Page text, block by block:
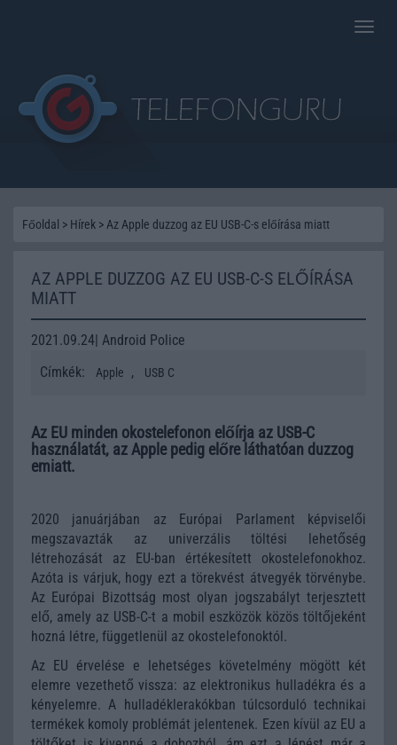
Toggle
Főoldal > Hírek > Az Apple duzzog az EU USB-C-s előírása miatt
AZ APPLE DUZZOG AZ EU USB-C-S ELŐÍRÁSA
MIATT
2021.09.24| Android Police
Címkék:
Apple , USB C
Az EU minden okostelefonon előírja az USB-C
használatát, az Apple pedig előre láthatóan duzzog
emiatt.
2020 januárjában az Európai Parlament képviselői
megszavazták az univerzális töltési lehetőség
létrehozását az EU-ban értékesített okostelefonokhoz.
Azóta is várjuk, hogy ezt a törekvést átvegyék törvénybe.
Az Európai Bizottság most olyan jogszabályt terjesztett
elő, amely az USB-C-t a mobil eszközök közös töltőjeként
hozná létre, függetlenül az okostelefonoktól.
Az EU érvelése e lehetséges követelmény mögött két
elemre vezethető vissza: az elektronikus hulladékra és a
kényelemre. A hulladéklerakókban túlcsorduló technikai
termékek komoly problémát jelentenek. Ezen kívül az EU a